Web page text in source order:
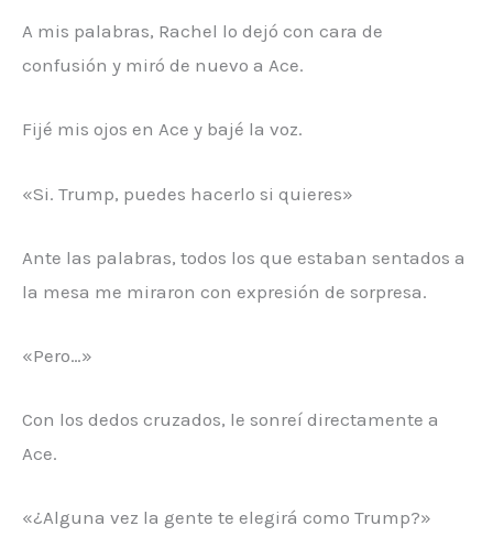
A mis palabras, Rachel lo dejó con cara de
confusión y miró de nuevo a Ace.
Fijé mis ojos en Ace y bajé la voz.
«Si. Trump, puedes hacerlo si quieres»
Ante las palabras, todos los que estaban sentados a
la mesa me miraron con expresión de sorpresa.
«Pero…»
Con los dedos cruzados, le sonreí directamente a
Ace.
«¿Alguna vez la gente te elegirá como Trump?»